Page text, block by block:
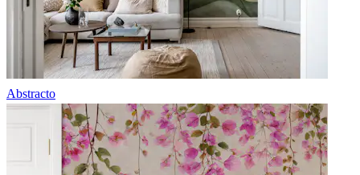
Abstracto